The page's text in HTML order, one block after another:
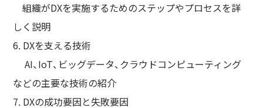
組織がDXを実施するためのステップやプロセスを詳
しく説明
6. DXを支える技術
AI、IoT、ビッグデータ、クラウドコンピューティング
などの主要な技術の紹介
7. DXの成功要因と失敗要因